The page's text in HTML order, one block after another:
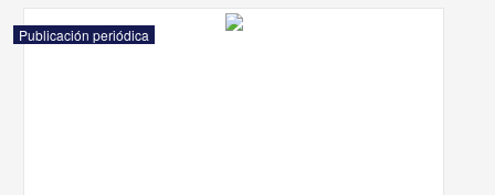
Publicación periódica